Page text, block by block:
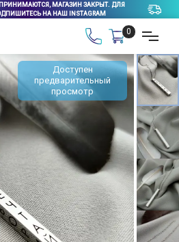
МАГАЗИН ЗАКРЫТ. ДЛЯ
НА НАШ INSTAGRAM
0
Доступен
предварительный
просмотр